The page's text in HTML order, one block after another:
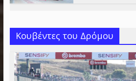
Κουβέντες του Δρόμου